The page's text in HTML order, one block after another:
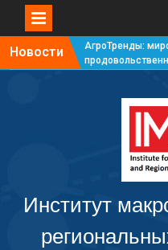
Новости
АгроТренды:
АгроТренды:
АгроТренды:
#4
Институт